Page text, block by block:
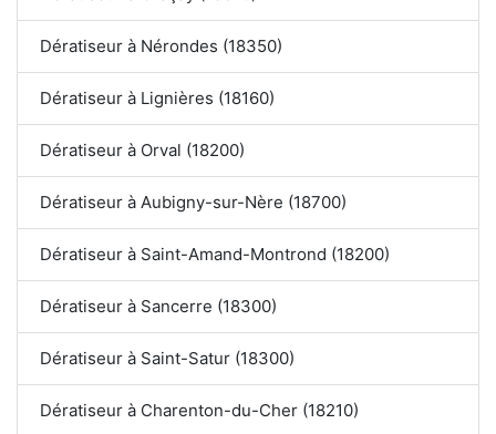
Dératiseur à Nérondes (18350)
Dératiseur à Lignières (18160)
Dératiseur à Orval (18200)
Dératiseur à Aubigny-sur-Nère (18700)
Dératiseur à Saint-Amand-Montrond (18200)
Dératiseur à Sancerre (18300)
Dératiseur à Saint-Satur (18300)
Dératiseur à Charenton-du-Cher (18210)